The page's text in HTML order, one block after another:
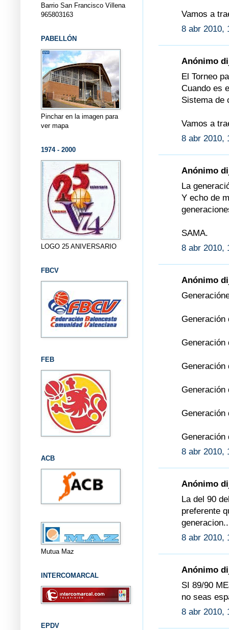
Vamos a
8 abr 2010,
Anónimo
El Torneo
Cuando es
Sistema de
Vamos a
8 abr 2010,
Anónimo
La
Y echo de
SAMA.
8 abr 2010,
Anónimo
Generación
Generación
Generación
Generación
Generación
Generación
8 abr 2010,
Anónimo
La del 90
preferente
8 abr 2010,
Anónimo
SI 89/90
no seas
8 abr 2010,
Barrio San Francisco Villena
965803163
PABELLÓN
Pinchar en la imagen para
ver mapa
1974 - 2000
LOGO 25 ANIVERSARIO
FBCV
FEB
ACB
Mutua Maz
INTERCOMARCAL
EPDV